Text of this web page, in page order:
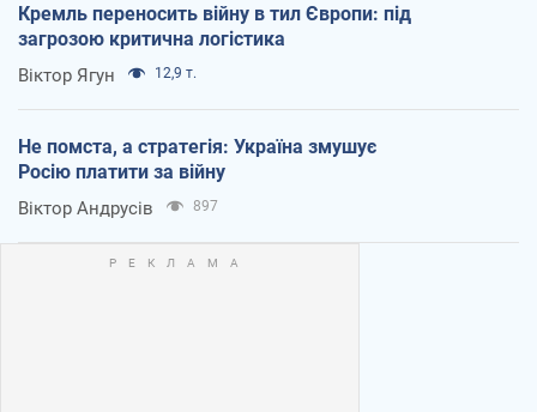
Кремль переносить війну в тил Європи: під
загрозою критична логістика
Віктор Ягун 12,9 т.
Не помста, а стратегія: Україна змушує
Росію платити за війну
Віктор Андрусів 897